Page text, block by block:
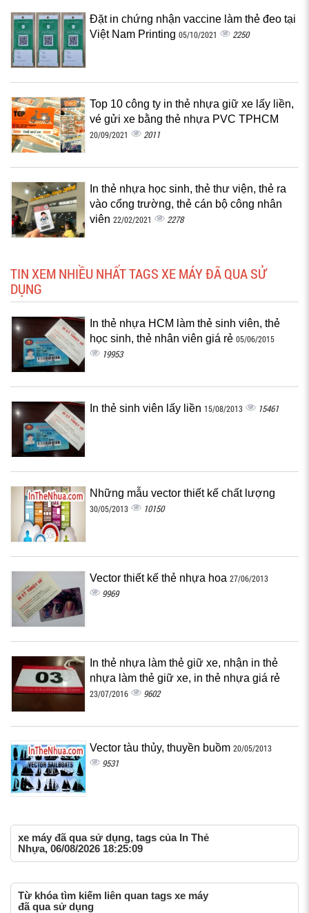
Đặt in chứng nhận vaccine làm thẻ đeo tại
Việt Nam Printing 05/10/2021 2250
Top 10 công ty in thẻ nhựa giữ xe lấy liền,
vé gửi xe bằng thẻ nhựa PVC TPHCM
20/09/2021 2011
In thẻ nhựa học sinh, thẻ thư viện, thẻ ra
vào cổng trường, thẻ cán bộ công nhân
viên 22/02/2021 2278
TIN XEM NHIỀU NHẤT TAGS XE MÁY ĐÃ QUA SỬ
DỤNG
In thẻ nhựa HCM làm thẻ sinh viên, thẻ
học sinh, thẻ nhân viên giá rẻ 05/06/2015
19953
In thẻ sinh viên lấy liền 15/08/2013 15461
Những mẫu vector thiết kế chất lượng
30/05/2013 10150
Vector thiết kế thẻ nhựa hoa 27/06/2013
9969
In thẻ nhựa làm thẻ giữ xe, nhận in thẻ
nhựa làm thẻ giữ xe, in thẻ nhựa giá rẻ
23/07/2016 9602
Vector tàu thủy, thuyền buồm 20/05/2013
9531
xe máy đã qua sử dụng, tags của In Thẻ
Nhựa, 06/08/2026 18:25:09
Từ khóa tìm kiếm liên quan tags xe máy
đã qua sử dụng